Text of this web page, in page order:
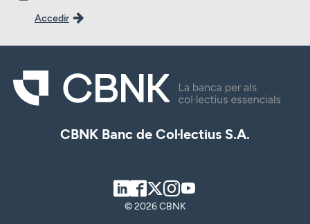
Accedir
CBNK Banc de Col·lectius S.A.
LinkedIn
Facebook
TwitterInstagram
© 2026 CBNK